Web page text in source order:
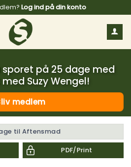
Log ind på din konto
på 25 dage med
Suzy Wengel!
medlem
til Aftensmad
PDF/Print